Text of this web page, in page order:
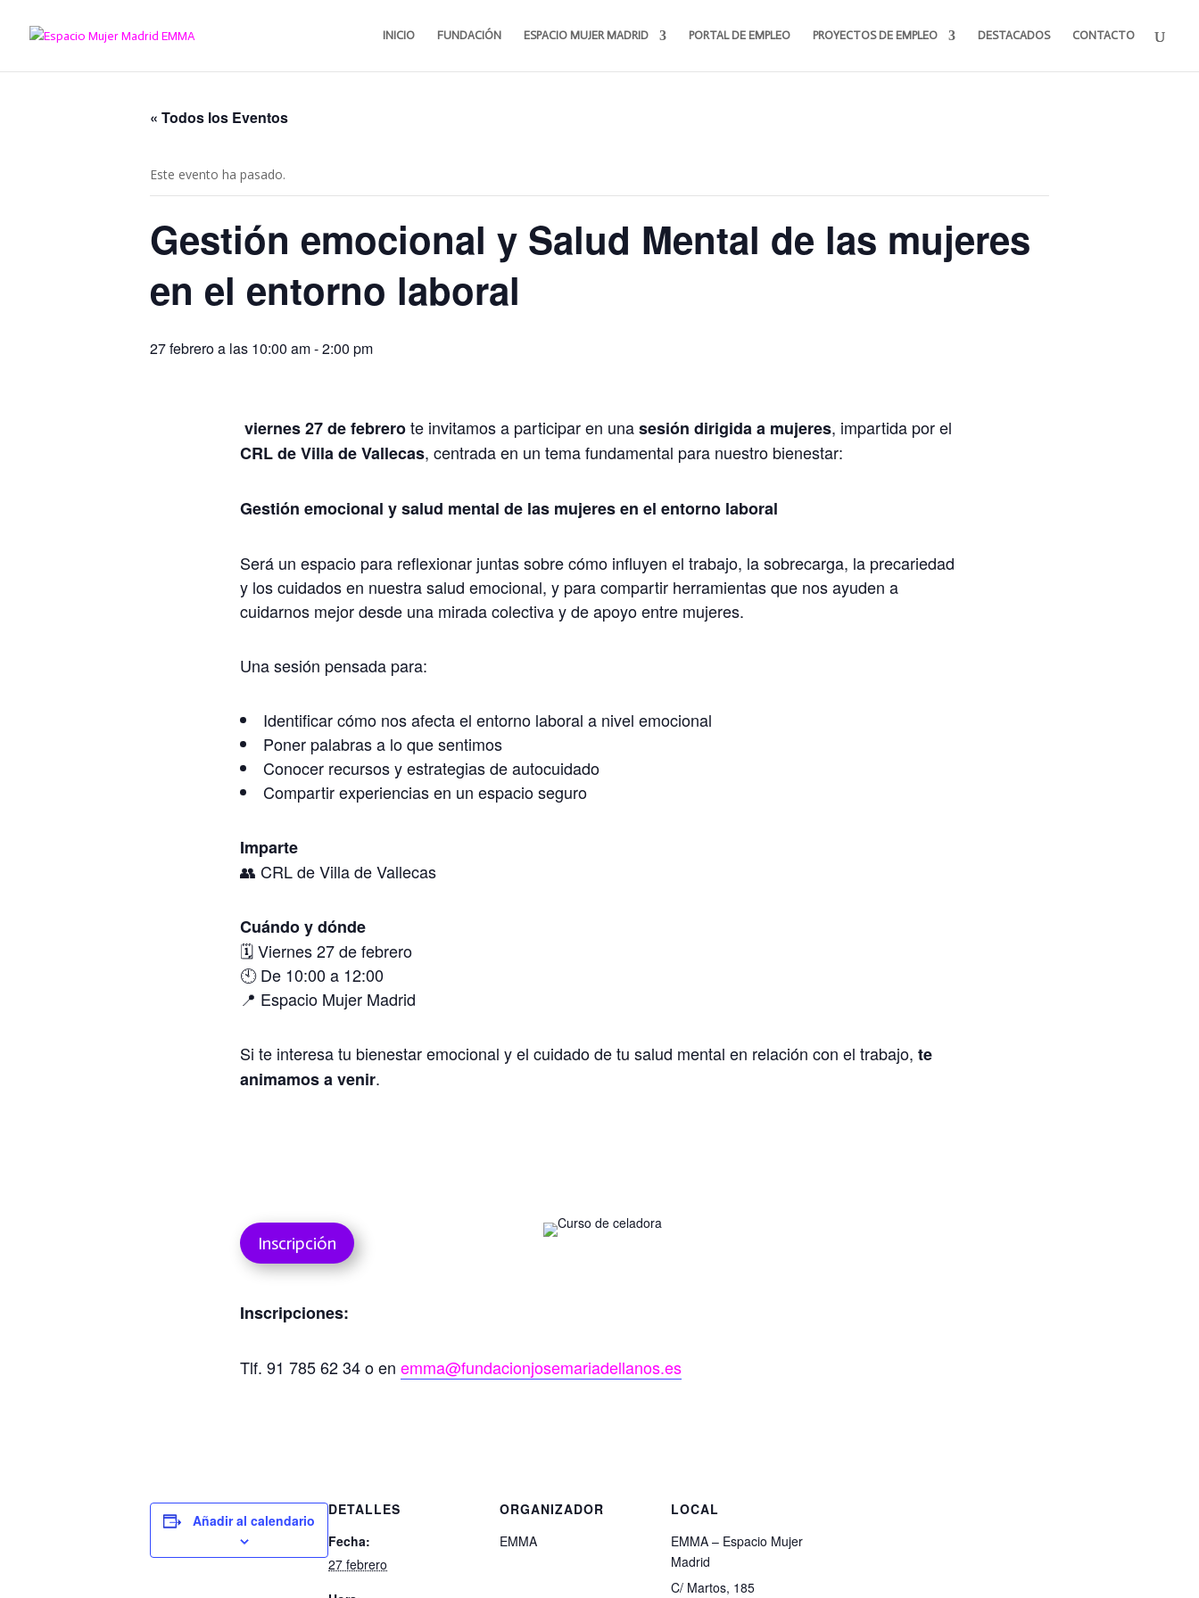
INICIO FUNDACIÓN ESPACIO MUJER MADRID PORTAL DE EMPLEO PROYECTOS DE EMPLEO DESTACADOS CONTACTO
« Todos los Eventos
Este evento ha pasado.
Gestión emocional y Salud Mental de las mujeres
en el entorno laboral
27 febrero a las 10:00 am-2:00 pm
viernes 27 de febrerote invitamos a participar en unasesión dirigida a mujeres, impartida por el
CRL de Villa de Vallecas, centrada en un tema fundamental para nuestro bienestar:
Gestión emocional y salud mental de las mujeres en el entorno laboral
Será un espacio para reflexionar juntas sobre cómo influyen el trabajo, la sobrecarga, la precariedad
y los cuidados en nuestra salud emocional, y para compartir herramientas que nos ayuden a
cuidarnos mejor desde una mirada colectiva y de apoyo entre mujeres.
Una sesión pensada para:
Identificar cómo nos afecta el entorno laboral a nivel emocional
Poner palabras a lo que sentimos
Conocer recursos y estrategias de autocuidado
Compartir experiencias en un espacio seguro
Imparte
👥 CRL de Villa de Vallecas
Cuándo y dónde
🗓 Viernes 27 de febrero
🕙 De 10:00 a 12:00
📍 Espacio Mujer Madrid
Si te interesa tu bienestar emocional y el cuidado de tu salud mental en relación con el trabajo, te
animamos a venir.
Inscripción
Inscripciones:
Tlf. 91 785 62 34 o en emma@fundacionjosemariadellanos.es
Añadir al calendario
DETALLES
Fecha:
27 febrero
ORGANIZADOR
EMMA
LOCAL
EMMA – Espacio Mujer
Madrid
C/ Martos, 185